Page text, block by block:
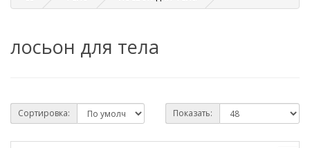
лосьон для тела
Сортировка: Показать: